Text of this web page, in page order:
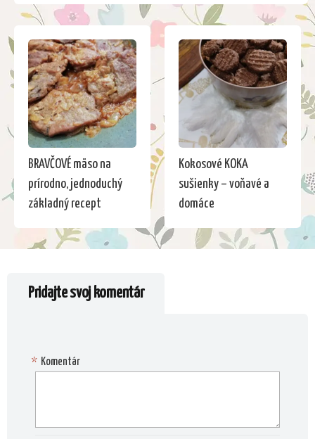
BRAVČOVÉ mäso na
prírodno, jednoduchý
základný recept
Kokosové KOKA
sušienky – voňavé a
domáce
Pridajte svoj komentár
Komentár
*